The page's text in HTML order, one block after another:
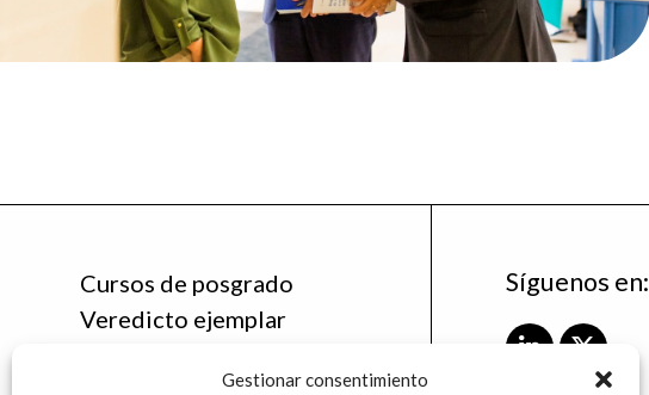
Gestionar consentimiento
Cursos de posgrado
Veredicto ejemplar
Síguenos en:
T